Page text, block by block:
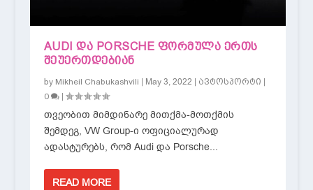
AUDI ᲓᲐ PORSCHE ᲤᲝᲠᲛᲣᲚᲐ ᲔᲠᲗᲡ
ᲨᲔᲣᲔᲠᲗᲓᲔᲑᲘᲐᲜ
by Mikheil Chabukashvili | May 3, 2022 | ავტოსპორტი |
0 |
თვეობით მიმდინარე მითქმა-მოთქმის
შემდეგ, VW Group-ი ოფიციალურად
ადასტურებს, რომ Audi და Porsche...
READ MORE